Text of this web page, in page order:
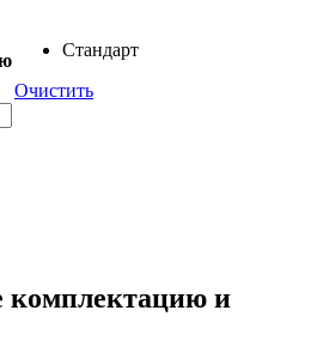
Стандарт
Очистить
комплектацию и